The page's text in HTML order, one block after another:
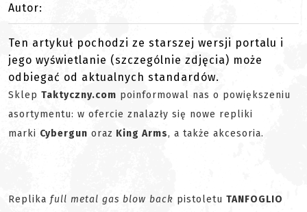
Autor:
Ten artykuł pochodzi ze starszej wersji portalu i
jego wyświetlanie (szczególnie zdjęcia) może
odbiegać od aktualnych standardów.
Sklep Taktyczny.com poinformowal nas o powiększeniu
asortymentu: w ofercie znalazły się nowe repliki
marki Cybergun oraz King Arms, a także akcesoria.
Replika full metal gas blow back pistoletu TANFOGLIO